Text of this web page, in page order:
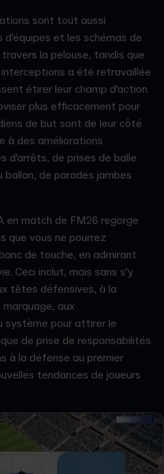
sont tout aussi
et les schémas de
la pelouse, tandis que
a été retravaillée
étirer leur champ d'action
plus efficacement pour
de but sont de leur côté
à des améliorations
d'arrêts, de prises de balle
ballon, de parades jambes
en match de FM26 regorge
que vous ne pourrez
de touche, en admirant
Ceci inclut, mais sans s'y
têtes défensives, à la
aux
système pour attirer le
de prise de responsabilités
à la défense au premier
tendances de joueurs